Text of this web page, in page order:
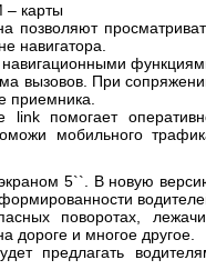
– карты
навигатора.
вызовов. При
приемника.
помогает
мобильного
5``. В новую
поворотах,
дороге и многое другое.
предлагать